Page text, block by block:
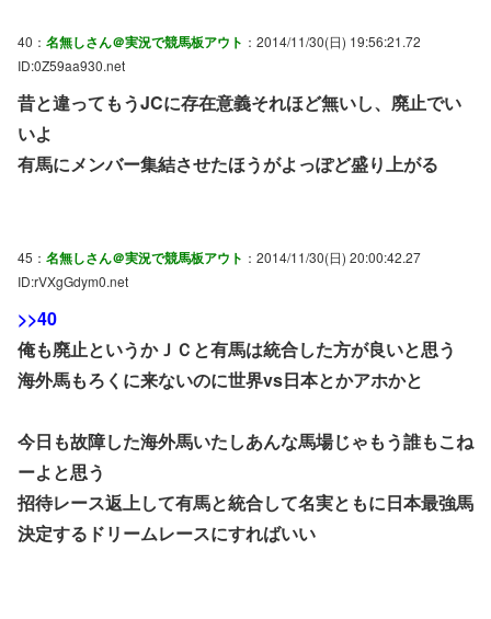
40： 名無しさん＠実況で競馬板アウト ：2014/11/30(日) 19:56:21.72
ID:0Z59aa930.net
昔と違ってもうJCに存在意義それほど無いし、廃止でい
いよ
有馬にメンバー集結させたほうがよっぽど盛り上がる
45： 名無しさん＠実況で競馬板アウト ：2014/11/30(日) 20:00:42.27
ID:rVXgGdym0.net
>>40
俺も廃止というかＪＣと有馬は統合した方が良いと思う
海外馬もろくに来ないのに世界vs日本とかアホかと
今日も故障した海外馬いたしあんな馬場じゃもう誰もこね
ーよと思う
招待レース返上して有馬と統合して名実ともに日本最強馬
決定するドリームレースにすればいい